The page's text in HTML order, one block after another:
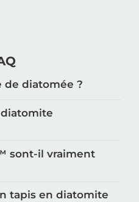
de diatomée ?
sont-il vraiment
tapis en diatomite